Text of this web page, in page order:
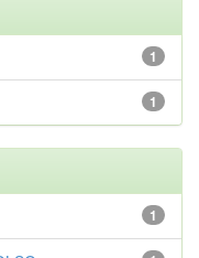
1
1
1